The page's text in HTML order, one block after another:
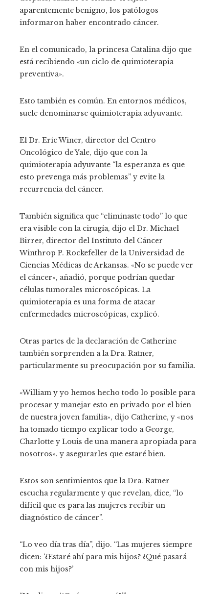
aparentemente benigno, los patólogos
informaron haber encontrado cáncer.
En el comunicado, la princesa Catalina dijo que
está recibiendo «un ciclo de quimioterapia
preventiva».
Esto también es común. En entornos médicos,
suele denominarse quimioterapia adyuvante.
El Dr. Eric Winer, director del Centro
Oncológico de Yale, dijo que con la
quimioterapia adyuvante “la esperanza es que
esto prevenga más problemas” y evite la
recurrencia del cáncer.
También significa que “eliminaste todo” lo que
era visible con la cirugía, dijo el Dr. Michael
Birrer, director del Instituto del Cáncer
Winthrop P. Rockefeller de la Universidad de
Ciencias Médicas de Arkansas. «No se puede ver
el cáncer», añadió, porque podrían quedar
células tumorales microscópicas. La
quimioterapia es una forma de atacar
enfermedades microscópicas, explicó.
Otras partes de la declaración de Catherine
también sorprenden a la Dra. Ratner,
particularmente su preocupación por su familia.
«William y yo hemos hecho todo lo posible para
procesar y manejar esto en privado por el bien
de nuestra joven familia», dijo Catherine, y «nos
ha tomado tiempo explicar todo a George,
Charlotte y Louis de una manera apropiada para
nosotros». y asegurarles que estaré bien.
Estos son sentimientos que la Dra. Ratner
escucha regularmente y que revelan, dice, “lo
difícil que es para las mujeres recibir un
diagnóstico de cáncer”.
“Lo veo día tras día”, dijo. “Las mujeres siempre
dicen: ‘¿Estaré ahí para mis hijos? ¿Qué pasará
con mis hijos?’